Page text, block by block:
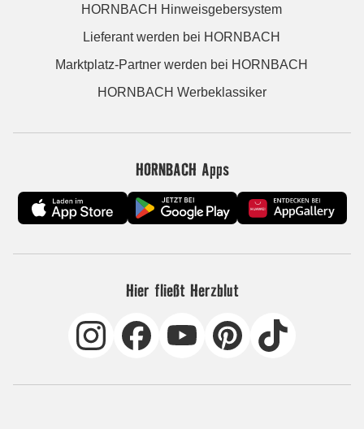
HORNBACH Hinweisgebersystem
Lieferant werden bei HORNBACH
Marktplatz-Partner werden bei HORNBACH
HORNBACH Werbeklassiker
HORNBACH Apps
Hier fließt Herzblut